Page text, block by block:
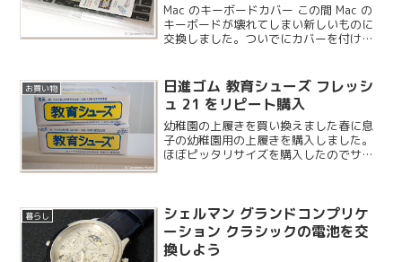
Mac のキーボードカバー この間 Mac の
キーボードが壊れてしまい新しいものに
交換しました。ついでにカバーを付けよ
お買い物
日進ゴム 教育シューズ フレッシ
ュ 21 をリピート購入
幼稚園の上履きを買い換えました春に息
子の幼稚園用の上履きを購入しました。
ほぼピッタリサイズを購入したのでサイ
2 足目も同じシューズ...
暮らし
シェルマン グランドコンプリケ
ーション クラシックの電池を交
換しよう